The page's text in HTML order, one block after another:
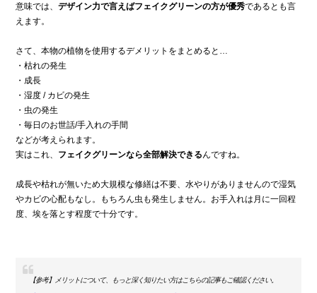
意味では、デザイン力で言えばフェイクグリーンの方が優秀であるとも言
えます。
さて、本物の植物を使用するデメリットをまとめると…
・枯れの発生
・成長
・湿度 / カビの発生
・虫の発生
・毎日のお世話/手入れの手間
などが考えられます。
実はこれ、 フェイクグリーンなら全部解決できる んですね。
成長や枯れが無いため大規模な修繕は不要、水やりがありませんので湿気
やカビの心配もなし。もちろん虫も発生しません。お手入れは月に一回程
度、埃を落とす程度で十分です。
【参考】メリットについて、もっと深く知りたい方はこちらの記事もご確認ください。